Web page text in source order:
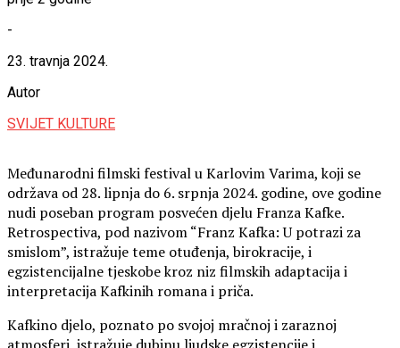
-
23. travnja 2024.
Autor
SVIJET KULTURE
Međunarodni filmski festival u Karlovim Varima, koji se
održava od 28. lipnja do 6. srpnja 2024. godine, ove godine
nudi poseban program posvećen djelu Franza Kafke.
Retrospectiva, pod nazivom “Franz Kafka: U potrazi za
smislom”, istražuje teme otuđenja, birokracije, i
egzistencijalne tjeskobe kroz niz filmskih adaptacija i
interpretacija Kafkinih romana i priča.
Kafkino djelo, poznato po svojoj mračnoj i zaraznoj